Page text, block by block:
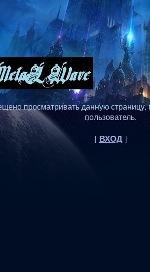
просматривать данную страницу,
пользователь.
[ ВХОД]